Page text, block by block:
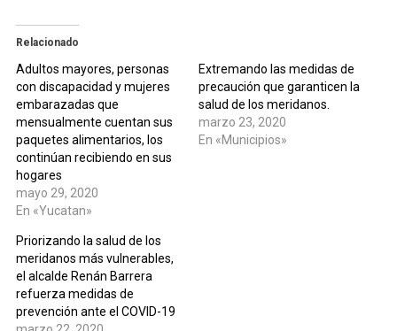
Relacionado
Adultos mayores, personas
con discapacidad y mujeres
embarazadas que
mensualmente cuentan sus
paquetes alimentarios, los
continúan recibiendo en sus
hogares
mayo 29, 2020
En «Yucatan»
Extremando las medidas de
precaución que garanticen la
salud de los meridanos.
marzo 23, 2020
En «Municipios»
Priorizando la salud de los
meridanos más vulnerables,
el alcalde Renán Barrera
refuerza medidas de
prevención ante el COVID-19